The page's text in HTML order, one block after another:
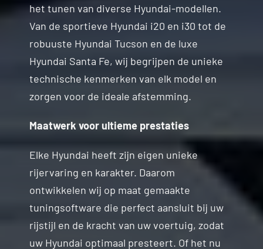
het tunen van diverse Hyundai-modellen.
Van de sportieve Hyundai i20 en i30 tot de
robuuste Hyundai Tucson en de luxe
Hyundai Santa Fe, wij begrijpen de unieke
technische kenmerken van elk model en
zorgen voor de ideale afstemming.
Maatwerk voor ultieme prestaties
Elke Hyundai heeft zijn eigen unieke
rijervaring en karakter. Daarom
ontwikkelen wij op maat gemaakte
tuningsoftware die perfect aansluit bij uw
rijstijl en de kracht van uw voertuig, zodat
uw Hyundai optimaal presteert. Of het nu